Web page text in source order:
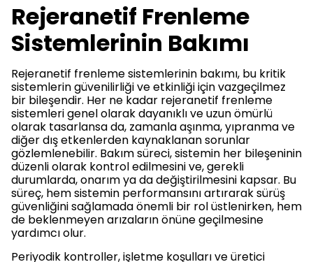
Rejeranetif Frenleme
Sistemlerinin Bakımı
Rejeranetif frenleme sistemlerinin bakımı, bu kritik
sistemlerin güvenilirliği ve etkinliği için vazgeçilmez
bir bileşendir. Her ne kadar rejeranetif frenleme
sistemleri genel olarak dayanıklı ve uzun ömürlü
olarak tasarlansa da, zamanla aşınma, yıpranma ve
diğer dış etkenlerden kaynaklanan sorunlar
gözlemlenebilir. Bakım süreci, sistemin her bileşeninin
düzenli olarak kontrol edilmesini ve, gerekli
durumlarda, onarım ya da değiştirilmesini kapsar. Bu
süreç, hem sistemin performansını artırarak sürüş
güvenliğini sağlamada önemli bir rol üstlenirken, hem
de beklenmeyen arızaların önüne geçilmesine
yardımcı olur.
Periyodik kontroller, işletme koşulları ve üretici